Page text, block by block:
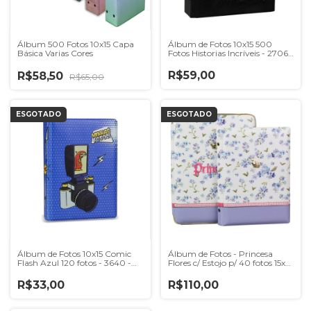
Álbum 500 Fotos 10x15 Capa
Básica Varias Cores
R$58,50 R$65,00
Álbum de Fotos 10x15 500
Fotos Historias Incríveis - 2706 -
R$59,00
ESGOTADO
Álbum de Fotos 10x15 Comic
Flash Azul 120 fotos - 3640 -
R$33,00
ESGOTADO
Álbum de Fotos - Princesa
Flores c/ Estojo p/ 40 fotos 15x21
R$110,00